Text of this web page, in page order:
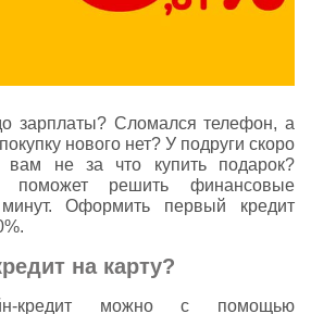
зарплаты? Сломался телефон, а
нового нет? У подруги скоро
не за что купить подарок?
решить финансовые
Оформить первый кредит
на карту?
кредит можно с помощью